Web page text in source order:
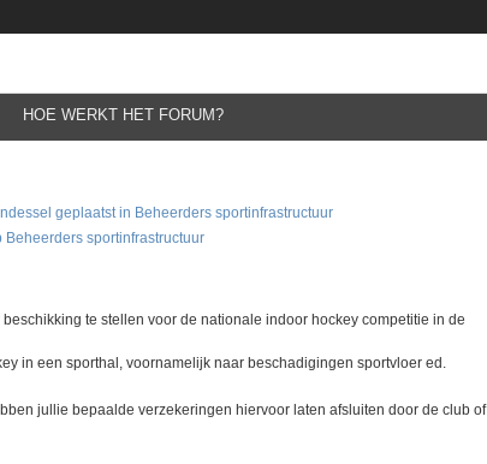
HOE WERKT HET FORUM?
geplaatst in Beheerders sportinfrastructuur
sportinfrastructuur
te stellen voor de nationale indoor hockey competitie in de
in een sporthal, voornamelijk naar beschadigingen sportvloer ed.
jullie bepaalde verzekeringen hiervoor laten afsluiten door de club of